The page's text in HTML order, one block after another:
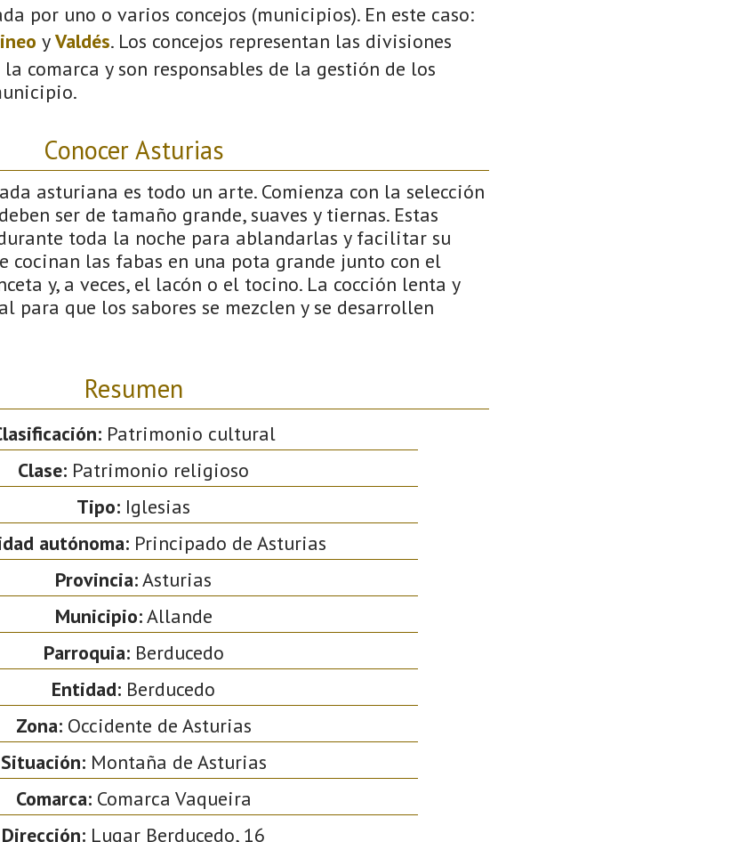
por uno o varios concejos (municipios). En este caso:
yValdés. Los concejos representan las divisiones
comarca y son responsables de la gestión de los
Conocer Asturias
asturiana es todo un arte. Comienza con la selección
ser de tamaño grande, suaves y tiernas. Estas
toda la noche para ablandarlas y facilitar su
cocinan las fabas en una pota grande junto con el
y, a veces, el lacón o el tocino. La cocción lenta y
para que los sabores se mezclen y se desarrollen
Resumen
Patrimonio cultural
Clase: Patrimonio religioso
Tipo: Iglesias
autónoma: Principado de Asturias
Provincia:Asturias
Municipio:Allande
Parroquia:Berducedo
Entidad: Berducedo
Zona:Occidente de Asturias
Situación:Montaña de Asturias
Comarca:Comarca Vaqueira
Dirección: Lugar Berducedo, 16